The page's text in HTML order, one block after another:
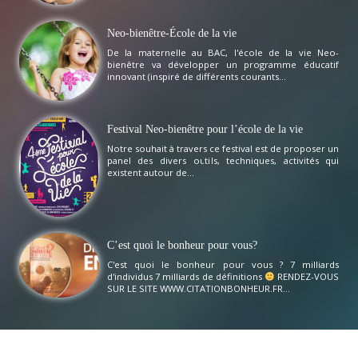
Neo-bienêtre-École de la vie
De la maternelle au BAC, l'école de la vie Neo-
bienêtre va développer un programme éducatif
innovant (inspiré de différents courants...
Festival Neo-bienêtre pour l’école de la vie
Notre souhait à travers ce festival est de proposer un
panel des divers outils, techniques, activités qui
existent autour de...
C’est quoi le bonheur pour vous?
C'est quoi le bonheur pour vous ? 7 milliards
d'individus 7 milliards de définitions
RENDEZ-VOUS
SUR LE SITE WWW.CITATIONBONHEUR.FR...